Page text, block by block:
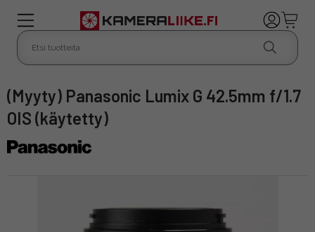
(Myyty) Panasonic Lumix G 42.5mm f/1.7
OIS (käytetty)